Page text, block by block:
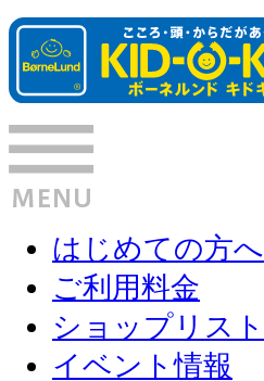
はじめての方へ
ご利用料金
ショップリスト
イベント情報